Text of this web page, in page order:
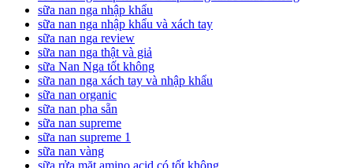
sữa nan nga nhập khẩu
sữa nan nga nhập khẩu và xách tay
sữa nan nga review
sữa nan nga thật và giả
sữa Nan Nga tốt không
sữa nan nga xách tay và nhập khẩu
sữa nan organic
sữa nan pha sẵn
sữa nan supreme
sữa nan supreme 1
sữa nan vàng